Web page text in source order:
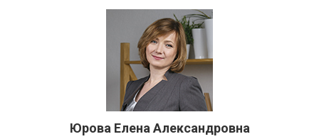
Юрова Елена Александровна